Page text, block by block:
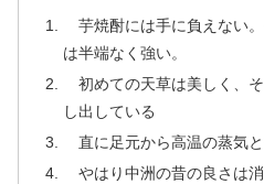
芋焼酎には手に負えない
は半端なく強い。
初めての天草は美しく、
し出している
直に足元から高温の蒸気
やはり中洲の昔の良さは